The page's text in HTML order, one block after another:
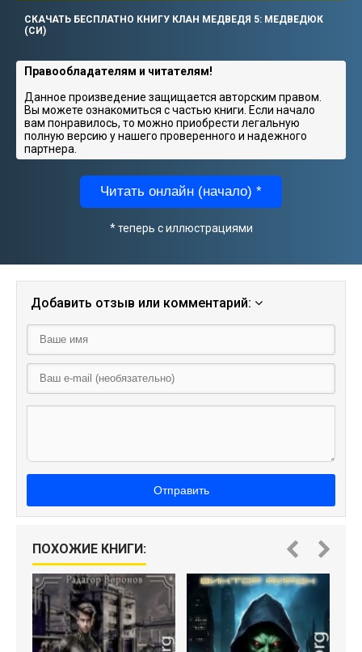
СКАЧАТЬ БЕСПЛАТНО КНИГУ КЛАН МЕДВЕДЯ 5: МЕДВЕДЮК
(СИ)
Правообладателям и читателям!
Данное произведение защищается авторским правом.
Вы можете ознакомиться с частью книги. Если начало
вам понравилось, то можно приобрести легальную
полную версию у нашего проверенного и надежного
партнера.
Читать онлайн (начало) *
* теперь с иллюстрациями
Добавить отзыв или комментарий:
Отправить
ПОХОЖИЕ КНИГИ: